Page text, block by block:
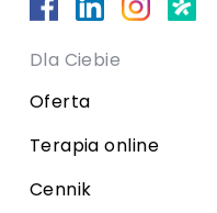
Dla Ciebie
Oferta
Terapia online
Cennik